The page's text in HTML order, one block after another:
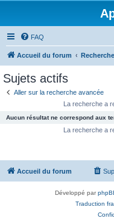
FAQ
Accueil du forum
Sujets actifs
Aller sur la recherche avancée
La recherche a
Aucun résultat ne correspond aux
La recherche a
Accueil du forum
Développé par
Traduction